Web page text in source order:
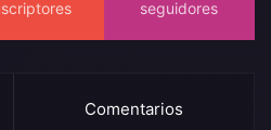
Comentarios